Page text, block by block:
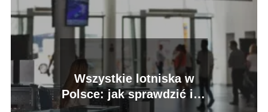
Wszystkie lotniska w
Polsce: jak sprawdzić ich